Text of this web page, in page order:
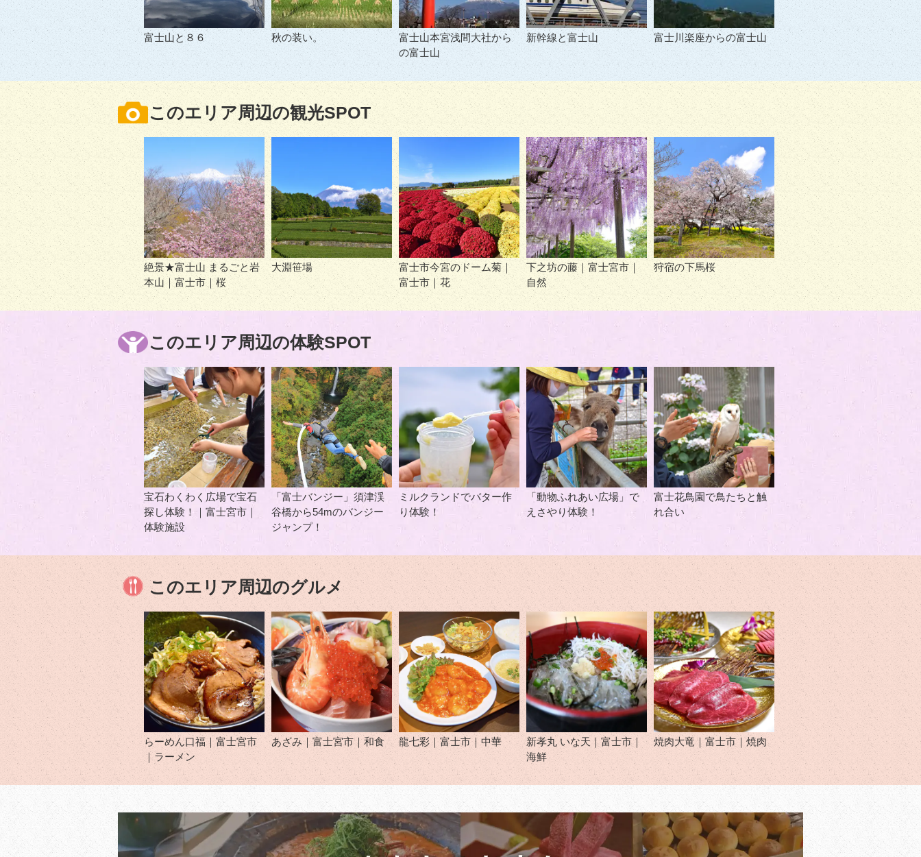
富士山と８６ 秋の装い。
富士山本宮浅間大社から
の富士山
新幹線と富士山 富士川楽座からの富士山
このエリア周辺の観光SPOT
絶景★富士山 まるごと岩
本山｜富士市｜桜
大淵笹場
富士市今宮のドーム菊｜
富士市｜花
下之坊の藤｜富士宮市｜
自然
狩宿の下馬桜
このエリア周辺の体験SPOT
宝石わくわく広場で宝石
探し体験！｜富士宮市｜
体験施設
「富士バンジー」須津渓
谷橋から54mのバンジー
ジャンプ！
ミルクランドでバター作
り体験！
「動物ふれあい広場」で
えさやり体験！
富士花鳥園で鳥たちと触
れ合い
このエリア周辺のグルメ
らーめん口福｜富士宮市
｜ラーメン
あざみ｜富士宮市｜和食 龍七彩｜富士市｜中華
新孝丸 いな天｜富士市｜
海鮮
焼肉大竜｜富士市｜焼肉